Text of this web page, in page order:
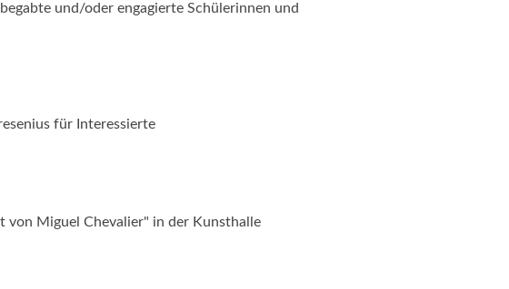
und/oder engagierte Schülerinnen und
für Interessierte
von Miguel Chevalier" in der Kunsthalle